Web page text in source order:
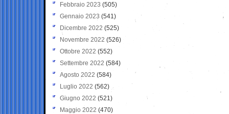
Febbraio 2023 (505)
Gennaio 2023 (541)
Dicembre 2022 (525)
Novembre 2022 (526)
Ottobre 2022 (552)
Settembre 2022 (584)
Agosto 2022 (584)
Luglio 2022 (562)
Giugno 2022 (521)
Maggio 2022 (470)